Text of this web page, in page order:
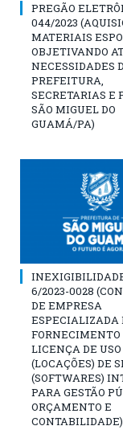
PREGÃO
044/2023
MATERIAIS
OBJETIVANDO
NECESSIDADES
PREFEITURA,
SECRETARIAS E
SÃO MIGUEL DO
GUAMÁ/PA)
6/2023-0028
DE EMPRESA
ESPECIALIZADA
FORNECIMENTO
LICENÇA DE USO
(LOCAÇÕES) DE
(SOFTWARES)
PARA GESTÃO
ORÇAMENTO E
CONTABILIDADE)